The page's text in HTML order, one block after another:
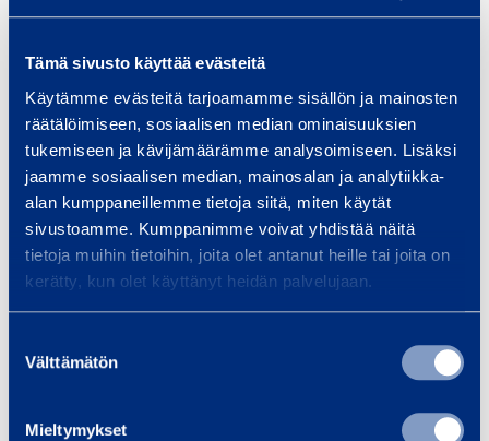
Tämä sivusto käyttää evästeitä
Käytämme evästeitä tarjoamamme sisällön ja mainosten
räätälöimiseen, sosiaalisen median ominaisuuksien
tukemiseen ja kävijämäärämme analysoimiseen. Lisäksi
jaamme sosiaalisen median, mainosalan ja analytiikka-
alan kumppaneillemme tietoja siitä, miten käytät
sivustoamme. Kumppanimme voivat yhdistää näitä
tietoja muihin tietoihin, joita olet antanut heille tai joita on
kerätty, kun olet käyttänyt heidän palvelujaan.
valinta
Välttämätön
Mieltymykset
Transaction details
(1): Volume: 3,466 Unit price: 9 EUR
Aggregated transactions
(1): Volume: 3,466 Volume weighted average price:
9 EUR
Marketing, Communications, IR, tel. +358 20 750
Ramirentis a leading service company offering